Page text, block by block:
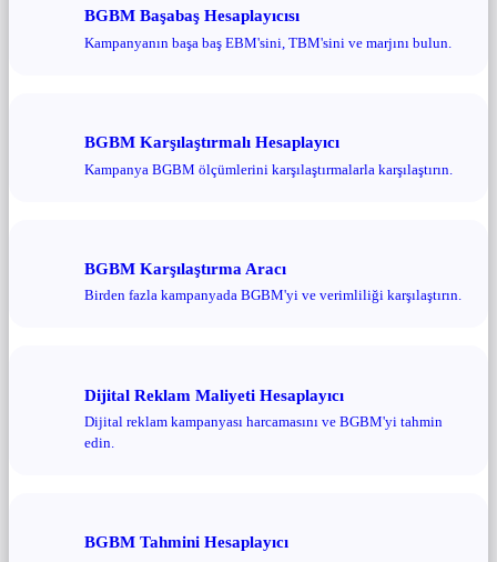
BGBM Başabaş Hesaplayıcısı
Kampanyanın başa baş EBM'sini, TBM'sini ve marjını bulun.
BGBM Karşılaştırmalı Hesaplayıcı
Kampanya BGBM ölçümlerini karşılaştırmalarla karşılaştırın.
BGBM Karşılaştırma Aracı
Birden fazla kampanyada BGBM'yi ve verimliliği karşılaştırın.
Dijital Reklam Maliyeti Hesaplayıcı
Dijital reklam kampanyası harcamasını ve BGBM'yi tahmin
edin.
BGBM Tahmini Hesaplayıcı